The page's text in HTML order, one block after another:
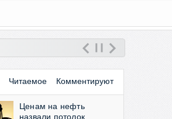
Читаемое Комментируют
Ценам на нефть
назвали потолок